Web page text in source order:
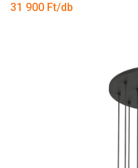
31 900 Ft/db